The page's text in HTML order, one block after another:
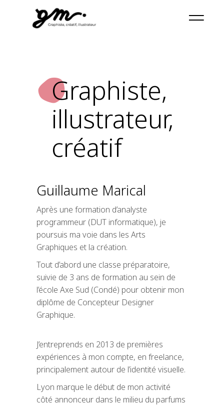
Graphiste,
illustrateur,
créatif
Guillaume Marical
Après une formation d’analyste
programmeur (DUT informatique), je
poursuis ma voie dans les Arts
Graphiques et la création.
Tout d’abord une classe préparatoire,
suivie de 3 ans de formation au sein de
l’école Axe Sud (Condé) pour obtenir mon
diplôme de Concepteur Designer
Graphique.
J’entreprends en 2013 de premières
expériences à mon compte, en freelance,
principalement autour de l’identité visuelle.
Lyon marque le début de mon activité
côté annonceur dans le milieu du parfums